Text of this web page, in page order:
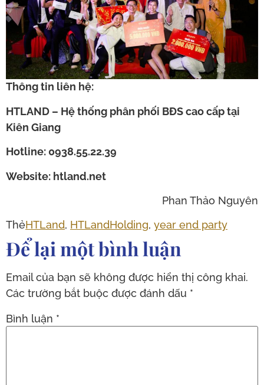
Thông tin liên hệ:
HTLAND – Hệ thống phân phối BĐS cao cấp tại
Kiên Giang
Hotline: 0938.55.22.39
Website: htland.net
Phan Thảo Nguyên
ThẻHTLand, HTLandHolding, year end party
Để lại một bình luận
Email của bạn sẽ không được hiển thị công khai.
Các trường bắt buộc được đánh dấu *
Bình luận *